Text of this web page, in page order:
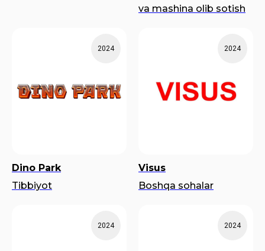
va mashina olib sotish
2024
Dino Park
Tibbiyot
2024
Visus
Boshqa sohalar
2024 2024